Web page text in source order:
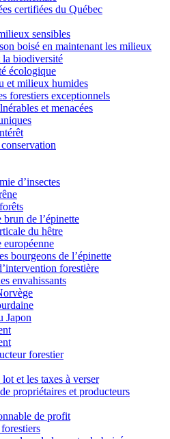
certifiées du Québec
sensibles
boisé en maintenant les milieux
la biodiversité
écologique
et milieux humides
forestiers exceptionnels
et menacées
d’insectes
de l’épinette
du hêtre
européenne
bourgeons de l’épinette
forestière
envahissants
Japon
forestier
et les taxes à verser
propriétaires et producteurs
de profit